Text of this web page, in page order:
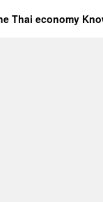
Thai economy